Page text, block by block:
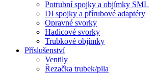
Potrubní spojky a objímky SML
DI spojky a přírubové adaptéry
Opravné svorky
Hadicové svorky
Trubkové objímky
Příslušenství
Ventily
Řezačka trubek/pila